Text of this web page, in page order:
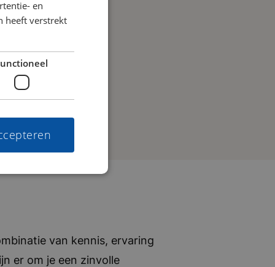
van kennis, ervaring
er om je een zinvolle
en
heeft verstrekt